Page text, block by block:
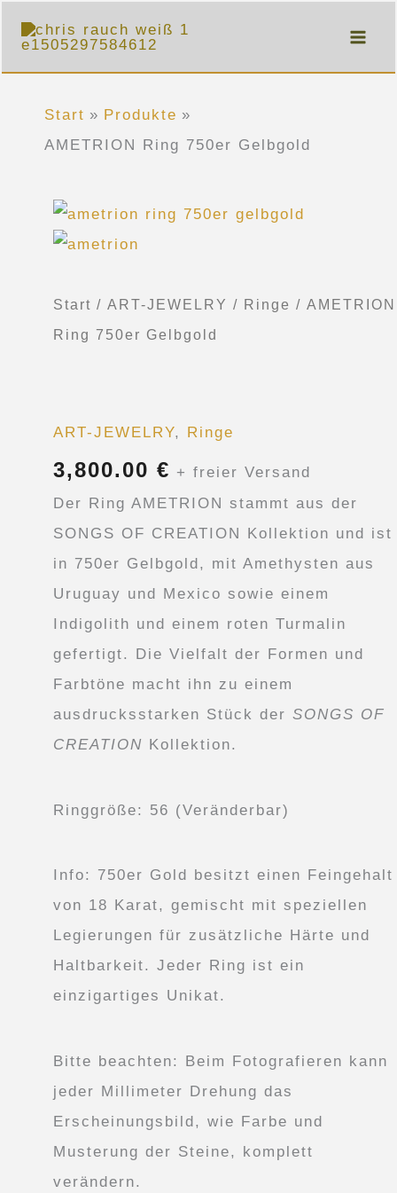
Inhalt
springen
Start
Produkte
AMETRION Ring 750er Gelbgold
Start / ART-JEWELRY / Ringe / AMETRION
Ring 750er Gelbgold
ART-JEWELRY, Ringe
3,800.00 € + freier Versand
Der Ring AMETRION stammt aus der
SONGS OF CREATION Kollektion und ist
in 750er Gelbgold, mit Amethysten aus
Uruguay und Mexico sowie einem
Indigolith und einem roten Turmalin
gefertigt. Die Vielfalt der Formen und
Farbtöne macht ihn zu einem
ausdrucksstarken Stück der SONGS OF
CREATION
Kollektion.
Ringgröße: 56 (Veränderbar)
Info: 750er Gold besitzt einen Feingehalt
von 18 Karat, gemischt mit speziellen
Legierungen für zusätzliche Härte und
Haltbarkeit. Jeder Ring ist ein
einzigartiges Unikat.
Bitte beachten: Beim Fotografieren kann
jeder Millimeter Drehung das
Erscheinungsbild, wie Farbe und
Musterung der Steine, komplett
verändern.
AMETRION
Ring
Gelbgold
Menge